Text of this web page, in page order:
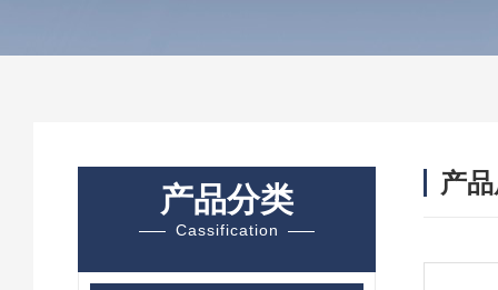
产品分类
Cassification
产